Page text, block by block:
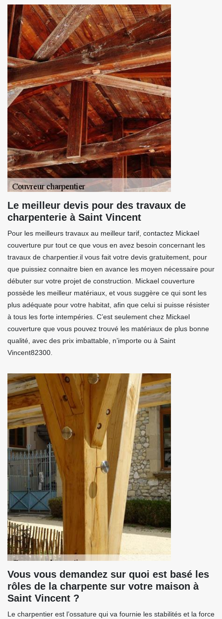
Le meilleur devis pour des travaux de
charpenterie à Saint Vincent
Pour les meilleurs travaux au meilleur tarif, contactez Mickael
couverture pur tout ce que vous en avez besoin concernant les
travaux de charpentier.il vous fait votre devis gratuitement, pour
que puissiez connaitre bien en avance les moyen nécessaire pour
débuter sur votre projet de construction. Mickael couverture
possède les meilleur matériaux, et vous suggère ce qui sont les
plus adéquate pour votre habitat, afin que celui si puisse résister
à tous les forte intempéries. C’est seulement chez Mickael
couverture que vous pouvez trouvé les matériaux de plus bonne
qualité, avec des prix imbattable, n’importe ou à Saint
Vincent82300.
Vous vous demandez sur quoi est basé les
rôles de la charpente sur votre maison à
Saint Vincent ?
Le charpentier est l’ossature qui va fournie les stabilités et la force